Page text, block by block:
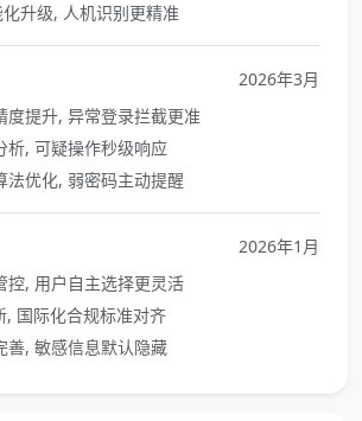
化升级, 人机识别更精准
2026年3月
度提升, 异常登录拦截更准
析, 可疑操作秒级响应
法优化, 弱密码主动提醒
2026年1月
控, 用户自主选择更灵活
, 国际化合规标准对齐
善, 敏感信息默认隐藏